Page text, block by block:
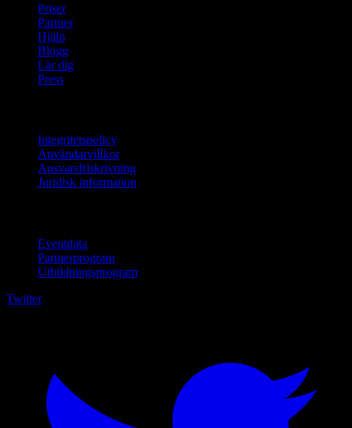
Priser
Partner
Hjälp
Blogg
Lär dig
Press
Integritetspolicy
Användarvillkor
Ansvarsfriskrivning
Juridisk information
Eventdata
Partnerprogram
Utbildningsprogram
Twitter